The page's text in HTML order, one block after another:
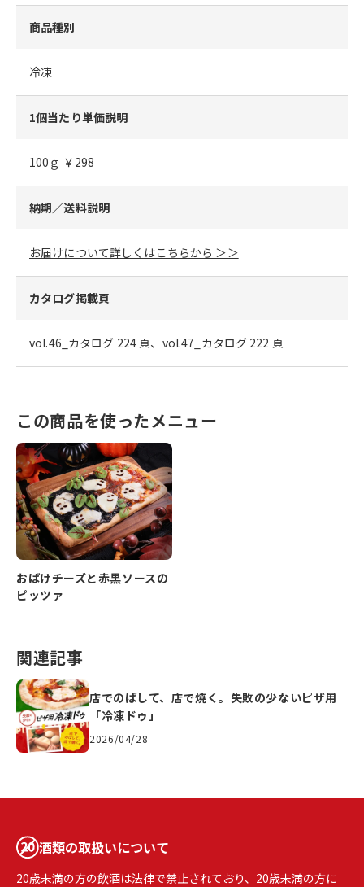
商品種別
冷凍
1個当たり単価説明
100ｇ ￥298
納期／送料説明
お届けについて詳しくはこちらから ＞＞
カタログ掲載頁
vol.46_カタログ 224 頁、vol.47_カタログ 222 頁
この商品を使ったメニュー
おばけチーズと赤黒ソースの
ピッツァ
関連記事
店でのばして、店で焼く。失敗の少ないピザ用
「冷凍ドゥ」
2026/04/28
酒類の取扱いについて
20歳未満の方の飲酒は法律で禁止されており、20歳未満の方に